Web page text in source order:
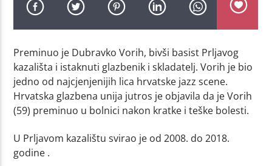
Preminuo je Dubravko Vorih, bivši basist Prljavog
kazališta i istaknuti glazbenik i skladatelj. Vorih je bio
jedno od najcjenjenijih lica hrvatske jazz scene.
Hrvatska glazbena unija jutros je objavila da je Vorih
(59) preminuo u bolnici nakon kratke i teške bolesti.
U Prljavom kazalištu svirao je od 2008. do 2018.
godine .